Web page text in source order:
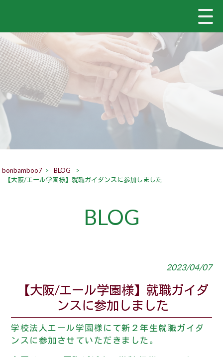
bonbamboo7 > BLOG
>
【大阪/エール学園様】就職ガイダンスに参加しました
BLOG
2023/04/07
【大阪/エール学園様】就職ガイダ
ンスに参加しました
学校法人エール学園様にて新２年生就職ガイダ
ンスに参加させていただきました。